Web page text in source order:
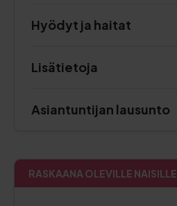
Hyödyt ja haitat
Lisätietoja
Asiantuntijan lausunto
RASKAANA OLEVILLE NAISILLE